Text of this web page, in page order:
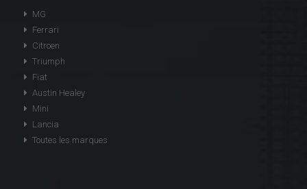
MG
Ferrari
Citroen
Triumph
Fiat
Austin Healey
Mini
Lancia
Toutes les marques